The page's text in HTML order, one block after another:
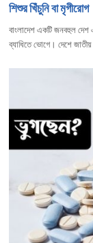
শিশুর খিঁচুনি বা মৃগীরোগ
বাংলাদেশ একটি জনবহুল দেশ
ব্যাধিতে ভোগে। দেশে